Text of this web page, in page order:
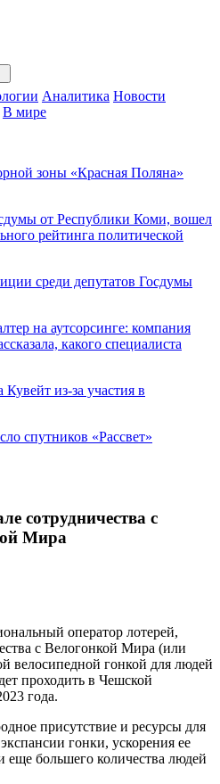
Аналитика Новости
В мире
зоны «Красная Поляна»
от Республики Коми, вошел
рейтинга политической
среди депутатов Госдумы
на аутсорсинге: компания
какого специалиста
из-за участия в
спутников «Рассвет»
сотрудничества с
Мира
оператор лотерей,
с Велогонкой Мира (или
велосипедной гонкой для людей
проходить в Чешской
года.
присутствие и ресурсы для
гонки, ускорения ее
еще большего количества людей